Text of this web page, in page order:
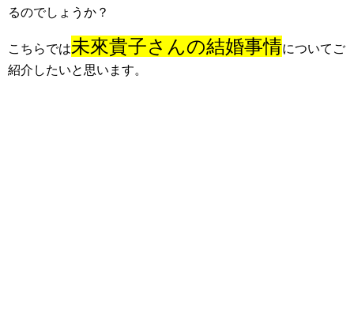
るのでしょうか？
こちらでは未來貴子さんの結婚事情についてご
紹介したいと思います。